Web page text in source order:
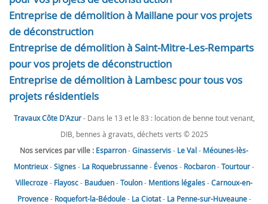
Entreprise de démolition à Maillane pour vos projets
de déconstruction
Entreprise de démolition à Saint-Mitre-Les-Remparts
pour vos projets de déconstruction
Entreprise de démolition à Lambesc pour tous vos
projets résidentiels
Travaux Côte D'Azur- Dans le 13 et le 83 : location de benne tout venant,
DIB, bennes à gravats, déchets verts © 2025
Nos services par ville : Esparron-Ginasservis- Le Val- Méounes-lès-
Montrieux-Signes- La Roquebrussanne- Évenos- Rocbaron-Tourtour-
Villecroze- Flayosc- Bauduen-Toulon- Mentions légales-Carnoux-en-
Provence- Roquefort-la-Bédoule- La Ciotat- La Penne-sur-Huveaune-